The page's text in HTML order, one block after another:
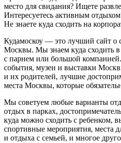
место для свидания? Ищете
Интересуетесь активным
Не знаете куда сходить на
Кудамоскоу — это лучший сайт о
Москвы. Мы знаем куда сходить
с парнем или большой
события, музеи и выставки
и их родителей, лучшие
места Москвы, которые
Мы советуем любые варианты
отдых в парках,
куда можно сходить с ребенком,
спортивные мероприятия, места
и отдыха с семьей, и многое